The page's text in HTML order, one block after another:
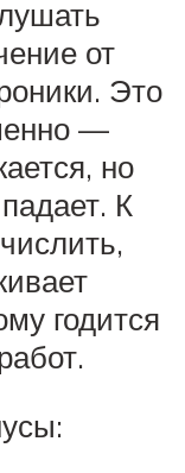
от
Это
—
но
К
годится